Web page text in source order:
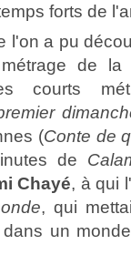
forts de
l'on a pu
de
courts
(Conte de
de
Chayé, à qui
, qui
un